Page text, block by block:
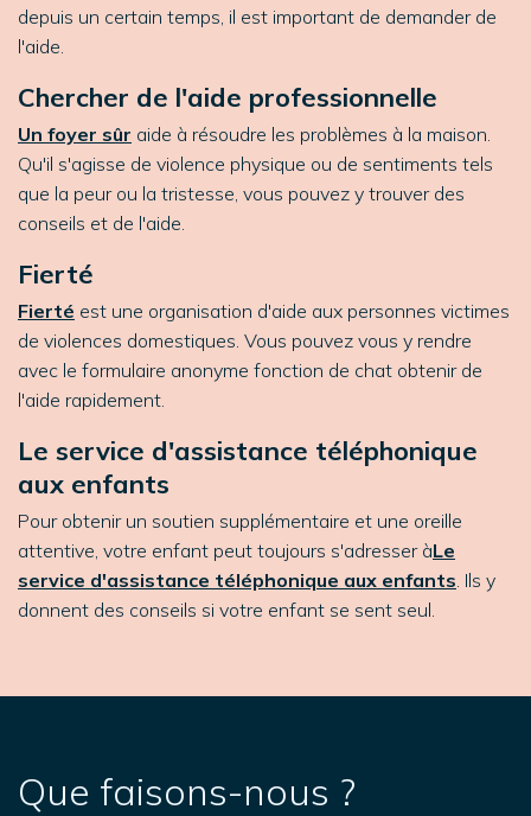
depuis un certain temps, il est important de demander de
l'aide.
Chercher de l'aide professionnelle
Un foyer sûr aide à résoudre les problèmes à la maison.
Qu'il s'agisse de violence physique ou de sentiments tels
que la peur ou la tristesse, vous pouvez y trouver des
conseils et de l'aide.
Fierté
Fierté est une organisation d'aide aux personnes victimes
de violences domestiques. Vous pouvez vous y rendre
avec le formulaire anonyme fonction de chat obtenir de
l'aide rapidement.
Le service d'assistance téléphonique
aux enfants
Pour obtenir un soutien supplémentaire et une oreille
attentive, votre enfant peut toujours s'adresser àLe
service d'assistance téléphonique aux enfants. Ils y
donnent des conseils si votre enfant se sent seul.
Que faisons-nous ?